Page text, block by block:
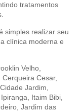
tratamentos
simples realizar seu
clínica moderna e
Velho,
Cerqueira Cesar,
Cidade Jardim,
Ipiranga, Itaim Bibi,
Jardim das